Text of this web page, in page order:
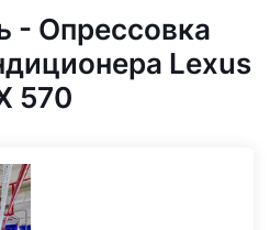
- Опрессовка
Lexus
570